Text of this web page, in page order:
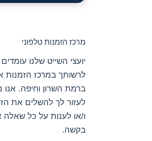
מרכז הזמנות טלפוני
יועצי השייט שלנו עומדים
לרשותך במרכז הזמנות
ברמת השרון וחיפה. אנו
לעזור לך להשלים את
ו/או לענות על כל שאלה
בקשה.